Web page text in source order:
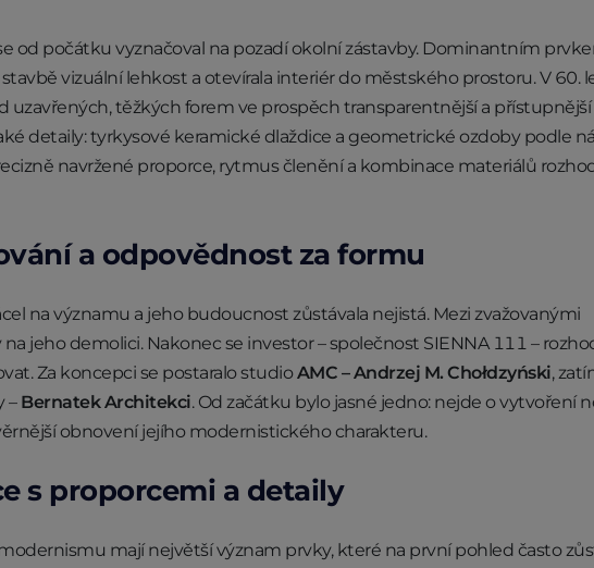
od počátku vyznačoval na pozadí okolní zástavby. Dominantním
stavbě vizuální lehkost a otevírala interiér do městského prostoru. V 60.
uzavřených, těžkých forem ve prospěch transparentnější a přístupnější
detaily: tyrkysové keramické dlaždice a geometrické ozdoby podle
navržené proporce, rytmus členění a kombinace materiálů
a odpovědnost za formu
na významu a jeho budoucnost zůstávala nejistá. Mezi zvažovanými
jeho demolici. Nakonec se investor – společnost SIENNA 111 –
Za koncepci se postaralo studioAMC – Andrzej M. Chołdzyński,
– Bernatek Architekci. Od začátku bylo jasné jedno: nejde o vytvoření
obnovení jejího modernistického charakteru.
s proporcemi a detaily
mají největší význam prvky, které na první pohled často